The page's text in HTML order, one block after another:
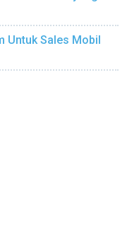
Untuk Sales Mobil